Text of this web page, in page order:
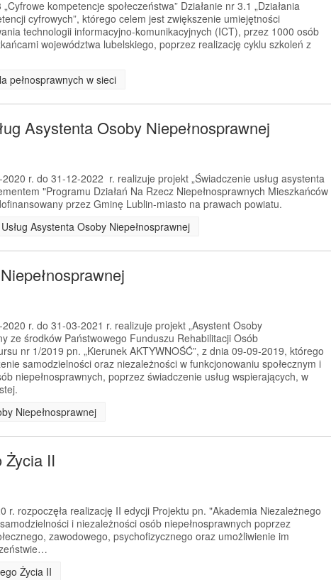
kompetencje społeczeństwa” Działanie nr 3.1 „Działania
cyfrowych”, którego celem jest zwiększenie umiejętności
technologii informacyjno-komunikacyjnych (ICT), przez 1000 osób
województwa lubelskiego, poprzez realizację cyklu szkoleń z
pełnosprawnych w sieci
Asystenta Osoby Niepełnosprawnej
r. do 31-12-2022 r. realizuje projekt „Świadczenie usług asystenta
"Programu Działań Na Rzecz Niepełnosprawnych Mieszkańców
przez Gminę Lublin-miasto na prawach powiatu.
Asystenta Osoby Niepełnosprawnej
r. do 31-03-2021 r. realizuje projekt „Asystent Osoby
ze środków Państwowego Funduszu Rehabilitacji Osób
nr 1/2019 pn. „Kierunek AKTYWNOŚĆ”, z dnia 09-09-2019, którego
samodzielności oraz niezależności w funkcjonowaniu społecznym i
niepełnosprawnych, poprzez świadczenie usług wspierających, w
Niepełnosprawnej
Życia II
r. rozpoczęła realizację II edycji Projektu pn. "Akademia Niezależnego
i niezależności osób niepełnosprawnych poprzez
zawodowego, psychofizycznego oraz umożliwienie im
Życia II